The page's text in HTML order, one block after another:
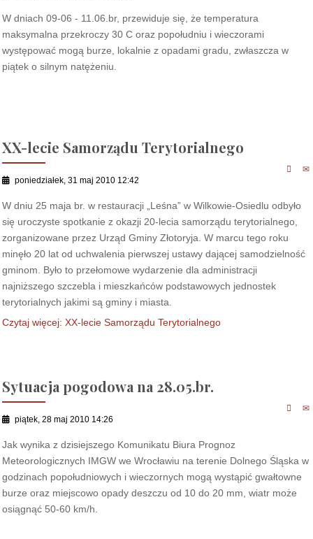
W dniach 09-06 - 11.06.br, przewiduje się, że temperatura
maksymalna przekroczy 30 C oraz popołudniu i wieczorami
występować mogą burze, lokalnie z opadami gradu, zwłaszcza w
piątek o silnym natężeniu.
XX-lecie Samorządu Terytorialnego
poniedziałek, 31 maj 2010 12:42
W dniu 25 maja br. w restauracji „Leśna” w Wilkowie-Osiedlu odbyło
się uroczyste spotkanie z okazji 20-lecia samorządu terytorialnego,
zorganizowane przez Urząd Gminy Złotoryja. W marcu tego roku
minęło 20 lat od uchwalenia pierwszej ustawy dającej samodzielność
gminom. Było to przełomowe wydarzenie dla administracji
najniższego szczebla i mieszkańców podstawowych jednostek
terytorialnych jakimi są gminy i miasta.
Czytaj więcej: XX-lecie Samorządu Terytorialnego
Sytuacja pogodowa na 28.05.br.
piątek, 28 maj 2010 14:26
Jak wynika z dzisiejszego Komunikatu Biura Prognoz
Meteorologicznych IMGW we Wrocławiu na terenie Dolnego Śląska w
godzinach popołudniowych i wieczornych mogą wystąpić gwałtowne
burze oraz miejscowo opady deszczu od 10 do 20 mm, wiatr może
osiągnąć 50-60 km/h.